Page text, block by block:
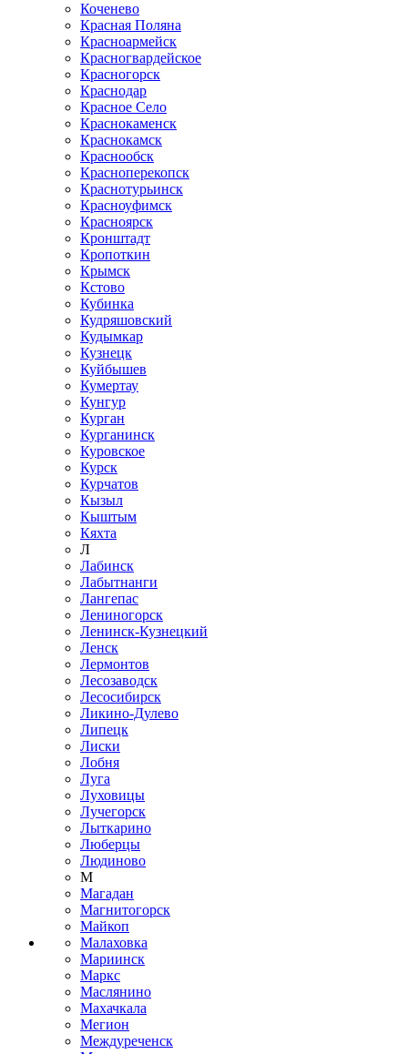
Коченево
Красная Поляна
Красноармейск
Красногвардейское
Красногорск
Краснодар
Красное Село
Краснокаменск
Краснокамск
Краснообск
Красноперекопск
Краснотурьинск
Красноуфимск
Красноярск
Кронштадт
Кропоткин
Крымск
Кстово
Кубинка
Кудряшовский
Кудымкар
Кузнецк
Куйбышев
Кумертау
Кунгур
Курган
Курганинск
Куровское
Курск
Курчатов
Кызыл
Кыштым
Кяхта
Л
Лабинск
Лабытнанги
Лангепас
Лениногорск
Ленинск-Кузнецкий
Ленск
Лермонтов
Лесозаводск
Лесосибирск
Ликино-Дулево
Липецк
Лиски
Лобня
Луга
Луховицы
Лучегорск
Лыткарино
Люберцы
Людиново
М
Магадан
Магнитогорск
Майкоп
Малаховка
Мариинск
Маркс
Маслянино
Махачкала
Мегион
Междуреченск